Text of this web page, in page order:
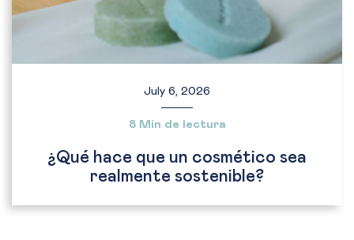
July 6, 2026
8 Min de lectura
¿Qué hace que un cosmético sea
realmente sostenible?